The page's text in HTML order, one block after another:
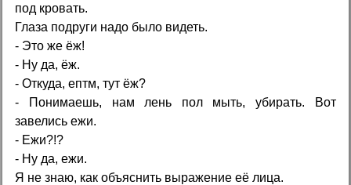
под кровать.
Глаза подруги надо было видеть.
- Это же ёж!
- Ну да, ёж.
- Откуда, ептм, тут ёж?
- Понимаешь, нам лень пол мыть, убирать. Вот
завелись ежи.
- Ежи?!?
- Ну да, ежи.
Я не знаю, как объяснить выражение её лица.